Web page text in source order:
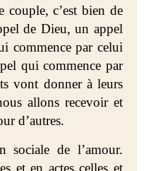
couple, c’est bien de
de Dieu, un appel
commence par celui
qui commence par
vont donner à leurs
allons recevoir et
d’autres.
sociale de l’amour.
et en actes celles et